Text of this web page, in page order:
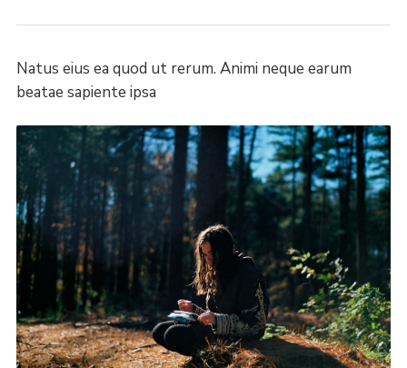
Natus eius ea quod ut rerum. Animi neque earum
beatae sapiente ipsa